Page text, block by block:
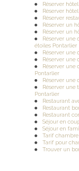
Réserver
Réserver
Réserver
Réserver un
Réserver un
Réserver une
étoiles Pontarlier
Réserver une
Réserver
Réserver
Pontarlier
Réserver une
Réserver
Pontarlier
Restaurant
Restaurant
Restaurant
Séjour en
Séjour en
Tarif
Tarif pour
Trouver un